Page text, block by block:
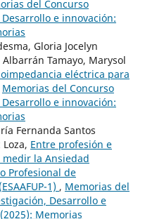
del Concurso
e innovación:
Gloria Jocelyn
Tamayo, Marysol
eléctrica para
Memorias del Concurso
e innovación:
Fernanda Santos
Entre profesión e
la Ansiedad
Profesional de
1) , Memorias del
Desarrollo e
Memorias